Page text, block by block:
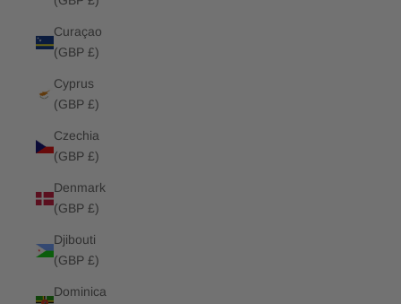
Curaçao
(GBP £)
Cyprus
(GBP £)
Czechia
(GBP £)
Denmark
(GBP £)
Djibouti
(GBP £)
Dominica